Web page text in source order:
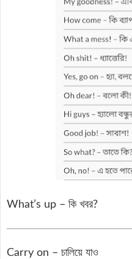
What’s up – কি খবর?
Carry on – চালিয়ে যাও